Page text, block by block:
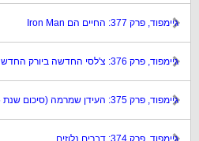
גיימפוד, פרק 377: החיים הם Iron Man
גיימפוד, פרק 376: צ'לסי החדשה ביורק החדשה
גיימפוד, פרק 375: העידן שמרמה (סיכום שנת 2025)
גיימפוד, פרק 374: דברים נלוזים